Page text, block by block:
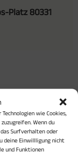
wie Cookies,
Wenn du
Surfverhalten oder
deine Einwillligung nicht
und Funktionen
Platz 80331